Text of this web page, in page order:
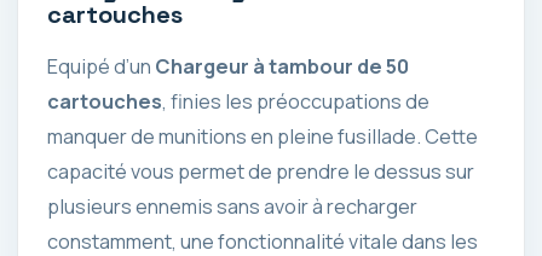
cartouches
Equipé d’un Chargeur à tambour de 50
cartouches, finies les préoccupations de
manquer de munitions en pleine fusillade. Cette
capacité vous permet de prendre le dessus sur
plusieurs ennemis sans avoir à recharger
constamment, une fonctionnalité vitale dans les